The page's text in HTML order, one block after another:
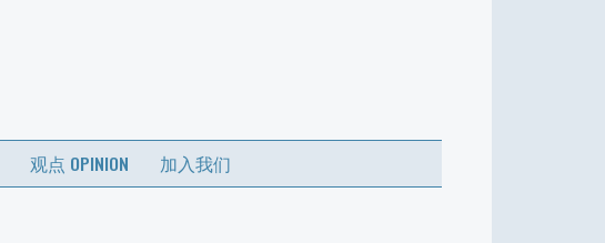
观点 OPINION 加入我们